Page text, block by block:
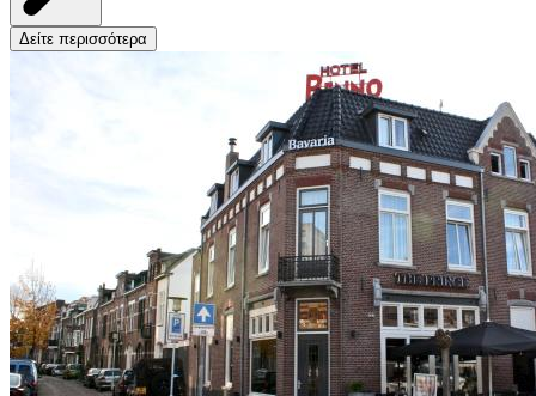
Δείτε περισσότερα